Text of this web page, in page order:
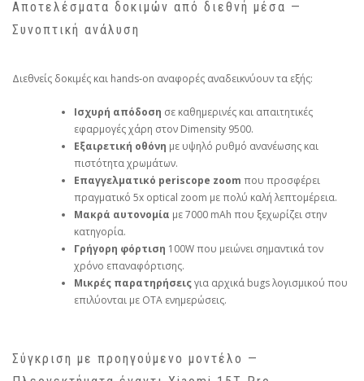
Αποτελέσματα δοκιμών από διεθνή μέσα —
Συνοπτική ανάλυση
Διεθνείς δοκιμές και hands‑on αναφορές αναδεικνύουν τα εξής:
Ισχυρή απόδοση σε καθημερινές και απαιτητικές
εφαρμογές χάρη στον Dimensity 9500.
Εξαιρετική οθόνη με υψηλό ρυθμό ανανέωσης και
πιστότητα χρωμάτων.
Επαγγελματικό periscope zoom που προσφέρει
πραγματικό 5x optical zoom με πολύ καλή λεπτομέρεια.
Μακρά αυτονομία με 7000 mAh που ξεχωρίζει στην
κατηγορία.
Γρήγορη φόρτιση 100W που μειώνει σημαντικά τον
χρόνο επαναφόρτισης.
Μικρές παρατηρήσειςγια αρχικά bugs λογισμικού που
επιλύονται με OTA ενημερώσεις.
Σύγκριση με προηγούμενο μοντέλο —